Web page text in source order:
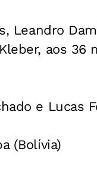
Leandro
aos 36
e Lucas
(Bolívia)